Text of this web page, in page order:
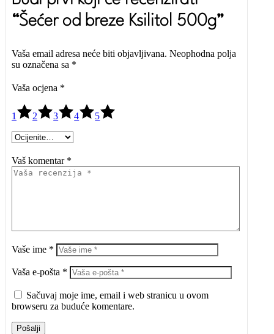
“Šećer od breze Ksilitol 500g”
Vaša email adresa neće biti objavljivana. Neophodna polja
su označena sa *
Vaša ocjena *
1 2 3 4 5
Vaš komentar *
Vaše ime *
Vaša e-pošta *
Sačuvaj moje ime, email i web stranicu u ovom
browseru za buduće komentare.
Pošalji